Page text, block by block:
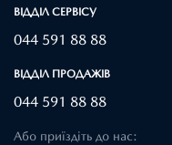
ВІДДІЛ CЕРВІСУ
044 591 88 88
ВІДДІЛ ПРОДАЖІВ
044 591 88 88
Або приїздіть до нас: